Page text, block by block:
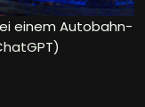
einem Autobahn-